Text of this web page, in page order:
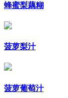
蜂蜜梨藕糊
菠萝梨汁
菠萝葡萄汁